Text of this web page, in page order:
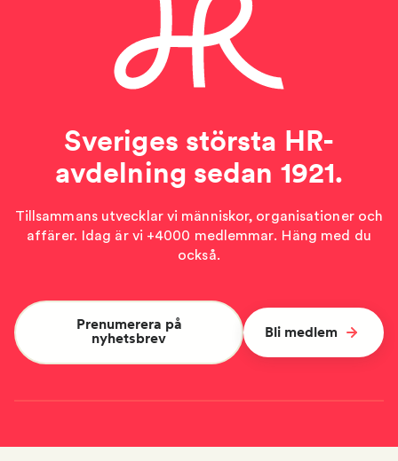
Sveriges största HR-
avdelning sedan 1921.
Tillsammans utvecklar vi människor, organisationer och
affärer. Idag är vi +4000 medlemmar. Häng med du
också.
Prenumerera på
nyhetsbrev
Bli medlem